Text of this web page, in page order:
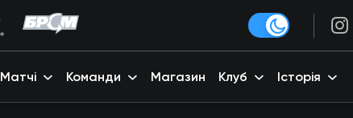
Матчі Команди Магазин Клуб Історія